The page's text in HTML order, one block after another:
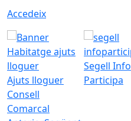
Accedeix
Ajuts lloguer
Consell
Comarcal
Segell Info
Participa